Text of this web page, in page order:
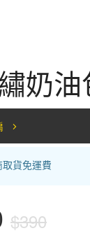
奶
貨免運費
$390